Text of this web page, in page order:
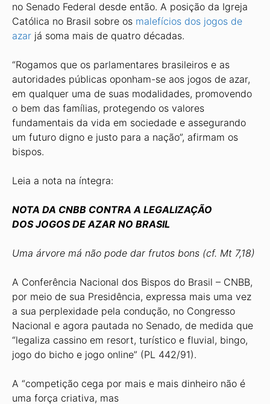
no Senado Federal desde então. A posição da Igreja
Católica no Brasil sobre os malefícios dos jogos de
azar já soma mais de quatro décadas.
“Rogamos que os parlamentares brasileiros e as
autoridades públicas oponham-se aos jogos de azar,
em qualquer uma de suas modalidades, promovendo
o bem das famílias, protegendo os valores
fundamentais da vida em sociedade e assegurando
um futuro digno e justo para a nação”, afirmam os
bispos.
Leia a nota na íntegra:
NOTA DA CNBB CONTRA A LEGALIZAÇÃO
DOS JOGOS DE AZAR NO BRASIL
Uma árvore má não pode dar frutos bons (cf. Mt 7,18)
A Conferência Nacional dos Bispos do Brasil – CNBB,
por meio de sua Presidência, expressa mais uma vez
a sua perplexidade pela condução, no Congresso
Nacional e agora pautada no Senado, de medida que
“legaliza cassino em resort, turístico e fluvial, bingo,
jogo do bicho e jogo online” (PL 442/91).
A “competição cega por mais e mais dinheiro não é
uma força criativa, mas